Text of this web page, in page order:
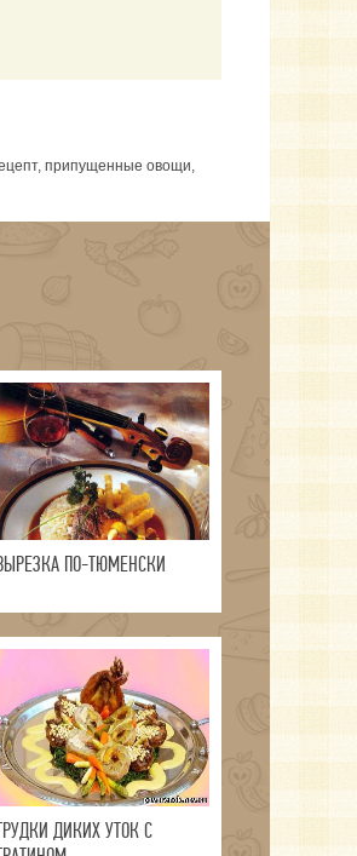
припущенные овощи,
ПО-ТЮМЕНСКИ
ДИКИХ УТОК С